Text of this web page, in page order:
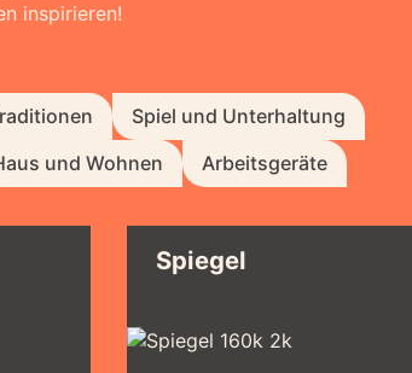
inspirieren!
Spiel und Unterhaltung
und Wohnen Arbeitsgeräte
Spiegel